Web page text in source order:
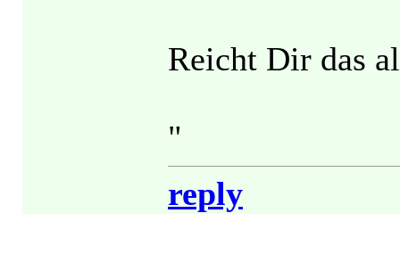
Reicht Dir das
"
reply